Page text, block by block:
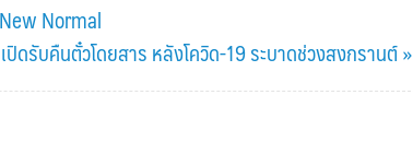
Normal
ปิดรับคืนตั๋วโดยสาร หลังโควิด-19 ระบาดช่วงสงกรานต์ »